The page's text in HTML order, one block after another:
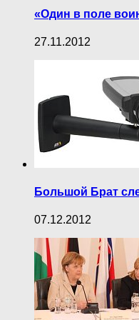
«Один в поле
27.11.2012
Большой Брат
07.12.2012